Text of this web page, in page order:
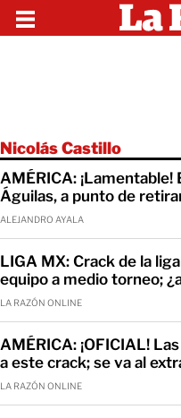
Nicolás Castillo
AMÉRICA: ¡Lamentable!
Águilas, a punto de
ALEJANDRO AYALA
LIGA MX: Crack de la
equipo a medio torneo;
LA RAZÓN ONLINE
AMÉRICA: ¡OFICIAL!
a este crack; se va al
LA RAZÓN ONLINE